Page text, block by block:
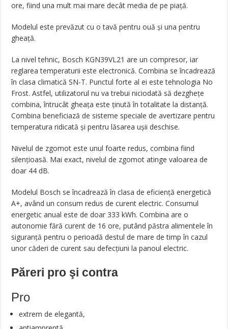
ore, fiind una mult mai mare decât media de pe piață.
Modelul este prevăzut cu o tavă pentru ouă și una pentru
gheață.
La nivel tehnic, Bosch KGN39VL21 are un compresor, iar
reglarea temperaturii este electronică. Combina se încadrează
în clasa climatică SN-T. Punctul forte al ei este tehnologia No
Frost. Astfel, utilizatorul nu va trebui niciodată să dezghețe
combina, întrucât gheața este ținută în totalitate la distanță.
Combina beneficiază de sisteme speciale de avertizare pentru
temperatura ridicată și pentru lăsarea ușii deschise.
Nivelul de zgomot este unul foarte redus, combina fiind
silențioasă. Mai exact, nivelul de zgomot atinge valoarea de
doar 44 dB.
Modelul Bosch se încadrează în clasa de eficiență energetică
A+, având un consum redus de curent electric. Consumul
energetic anual este de doar 333 kWh. Combina are o
autonomie fără curent de 16 ore, putând păstra alimentele în
siguranță pentru o perioadă destul de mare de timp în cazul
unor căderi de curent sau defecțiuni la panoul electric.
Păreri pro şi contra
Pro
extrem de elegantă,